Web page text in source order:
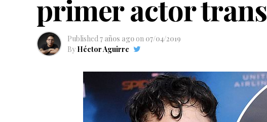
primer actor
Published7 años ago on 07/04/2019
By Héctor Aguirre